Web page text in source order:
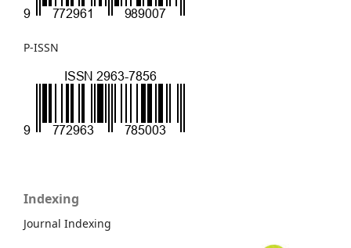
P-ISSN
Indexing
Journal Indexing